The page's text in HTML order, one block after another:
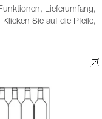
Lieferumfang,
Sie auf die Pfeile,